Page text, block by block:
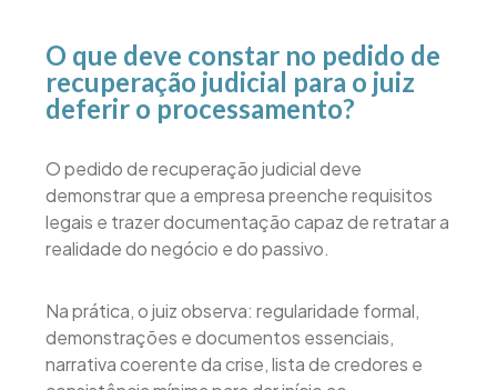
O que deve constar no pedido de
recuperação judicial para o juiz
deferir o processamento?
O pedido de recuperação judicial deve
demonstrar que a empresa preenche requisitos
legais e trazer documentação capaz de retratar a
realidade do negócio e do passivo.
Na prática, o juiz observa: regularidade formal,
demonstrações e documentos essenciais,
narrativa coerente da crise, lista de credores e